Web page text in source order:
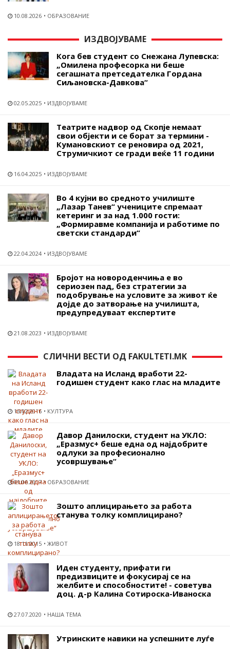
10.08.2026 ОБРАЗОВАНИЕ
ИЗДВОЈУВАМЕ
Кога бев студент со Снежана Лупевска:
„Омилена професорка ни беше
сегашната претседателка Гордана
Сиљановска-Давкова“
02.05.2025 ИЗДВОЈУВАМЕ
Театрите надвор од Скопје немаат
свои објекти и се борат за термини -
Кумановскиот се реновира од 2021,
Струмичкиот се гради веќе 11 години
16.04.2025 ИЗДВОЈУВАМЕ
Во 4 кујни во средното училиште
„Лазар Танев“ учениците спремаат
кетеринг и за над 1.000 гости:
„Формиравме компанија и работиме по
светски стандарди“
22.04.2024 ИЗДВОЈУВАМЕ
Бројот на новороденчиња е во
сериозен пад, без стратегии за
подобрување на условите за живот ќе
дојде до затворање на училишта,
предупредуваат експертите
21.08.2023 ИЗДВОЈУВАМЕ
СЛИЧНИ ВЕСТИ ОД FAKULTETI.MK
Владата на Исланд вработи 22-
годишен студент како глас на младите
16.02.2016 КУЛТУРА
Давор Данилоски, студент на УКЛО:
„Еразмус+ беше една од најдобрите
одлуки за професионално
усовршување“
01.06.2017 ОБРАЗОВАНИЕ
Зошто аплицирањето за работа
станува толку комплицирано?
18.11.2015 ЖИВОТ
Иден студенту, прифати ги
предизвиците и фокусирај се на
желбите и способностите! - советува
доц. д-р Калина Сотироска-Иваноска
27.07.2020 НАША ТЕМА
Утринските навики на успешните луѓе